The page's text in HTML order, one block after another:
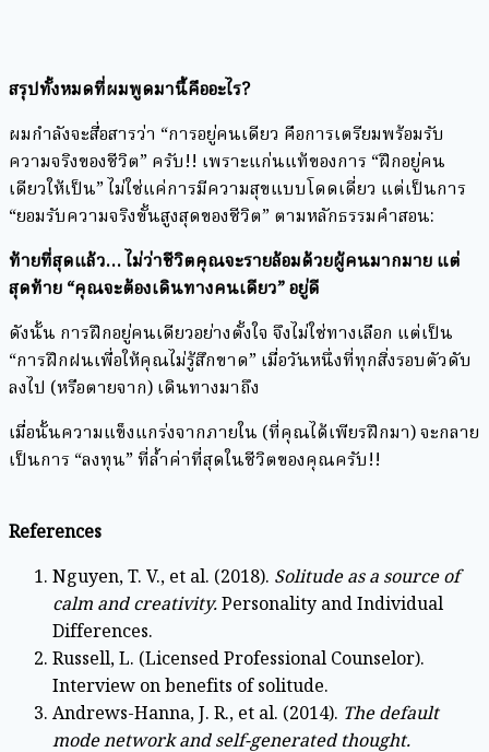
สรุปทั้งหมดที่ผมพูดมานี้คืออะไร?
ผมกำลังจะสื่อสารว่า “การอยู่คนเดียว คือการเตรียมพร้อมรับ
ความจริงของชีวิต” ครับ!! เพราะแก่นแท้ของการ “ฝึกอยู่คน
เดียวให้เป็น” ไม่ใช่แค่การมีความสุขแบบโดดเดี่ยว แต่เป็นการ
“ยอมรับความจริงขั้นสูงสุดของชีวิต” ตามหลักธรรมคำสอน:
ท้ายที่สุดแล้ว… ไม่ว่าชีวิตคุณจะรายล้อมด้วยผู้คนมากมาย แต่
สุดท้าย “คุณจะต้องเดินทางคนเดียว” อยู่ดี
ดังนั้น การฝึกอยู่คนเดียวอย่างตั้งใจ จึงไม่ใช่ทางเลือก แต่เป็น
“การฝึกฝนเพื่อให้คุณไม่รู้สึกขาด” เมื่อวันหนึ่งที่ทุกสิ่งรอบตัวดับ
ลงไป (หรือตายจาก) เดินทางมาถึง
เมื่อนั้นความแข็งแกร่งจากภายใน (ที่คุณได้เพียรฝึกมา) จะกลาย
เป็นการ “ลงทุน” ที่ล้ำค่าที่สุดในชีวิตของคุณครับ!!
References
Nguyen, T. V., et al. (2018). Solitude as a source of
calm and creativity.Personality and Individual
Differences.
Russell, L. (Licensed Professional Counselor).
Interview on benefits of solitude.
Andrews-Hanna, J. R., et al. (2014). The default
mode network and self-generated thought.